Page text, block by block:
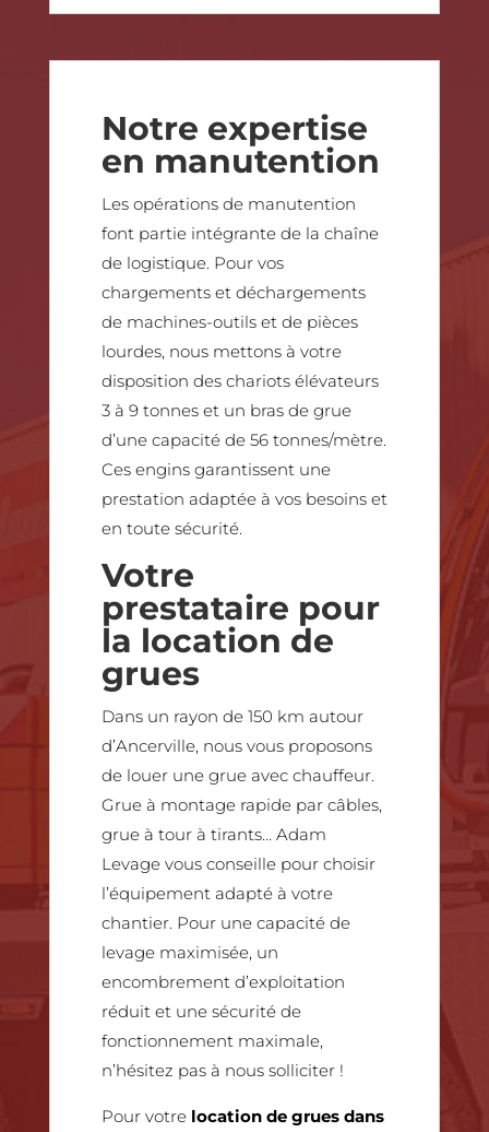
Notre expertise
en manutention
Les opérations de manutention
font partie intégrante de la chaîne
de logistique. Pour vos
chargements et déchargements
de machines-outils et de pièces
lourdes, nous mettons à votre
disposition des chariots élévateurs
3 à 9 tonnes et un bras de grue
d’une capacité de 56 tonnes/mètre.
Ces engins garantissent une
prestation adaptée à vos besoins et
en toute sécurité.
Votre
prestataire pour
la location de
grues
Dans un rayon de 150 km autour
d’Ancerville, nous vous proposons
de louer une grue avec chauffeur.
Grue à montage rapide par câbles,
grue à tour à tirants… Adam
Levage vous conseille pour choisir
l’équipement adapté à votre
chantier. Pour une capacité de
levage maximisée, un
encombrement d’exploitation
réduit et une sécurité de
fonctionnement maximale,
n’hésitez pas à nous solliciter !
Pour votrelocation de grues dans